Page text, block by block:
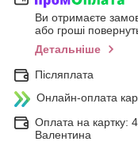
Ви отримаєте
або гроші
Детальніше
Післяплата
Онлайн-оплата
Оплата на картку:
Валентина